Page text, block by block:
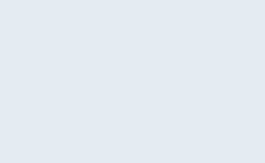
서 흘러간 선(先)비핵화만 되뇌는 것은
위해 최선을 다할 것"이라고 말했다. 하
러를 넘어섰다. 상품수입은 644억8000만
기(SSD)는 282.7% 증가했다. IT 품목
목도 ▲석유제품(47.5%) ▲화공품